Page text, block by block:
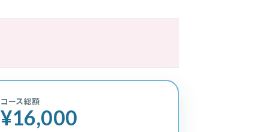
コース総額
¥16,000